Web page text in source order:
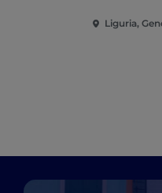
Liguria,